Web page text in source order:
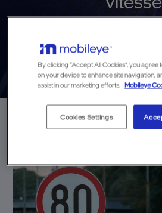
By clicking “Accept All Cookies”, you agree
on your device to enhance site navigation,
assist in our marketing efforts. Mobileye
Cookies Settings